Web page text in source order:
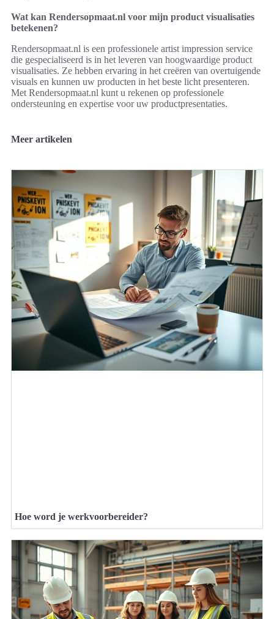
Wat kan Rendersopmaat.nl voor mijn product visualisaties
betekenen?
Rendersopmaat.nl is een professionele artist impression service
die gespecialiseerd is in het leveren van hoogwaardige product
visualisaties. Ze hebben ervaring in het creëren van overtuigende
visuals en kunnen uw producten in het beste licht presenteren.
Met Rendersopmaat.nl kunt u rekenen op professionele
ondersteuning en expertise voor uw productpresentaties.
Meer artikelen
Hoe word je werkvoorbereider?